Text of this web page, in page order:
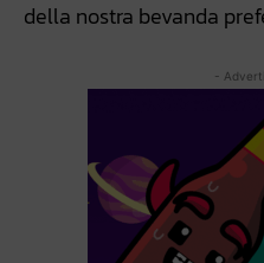
della nostra bevanda
-